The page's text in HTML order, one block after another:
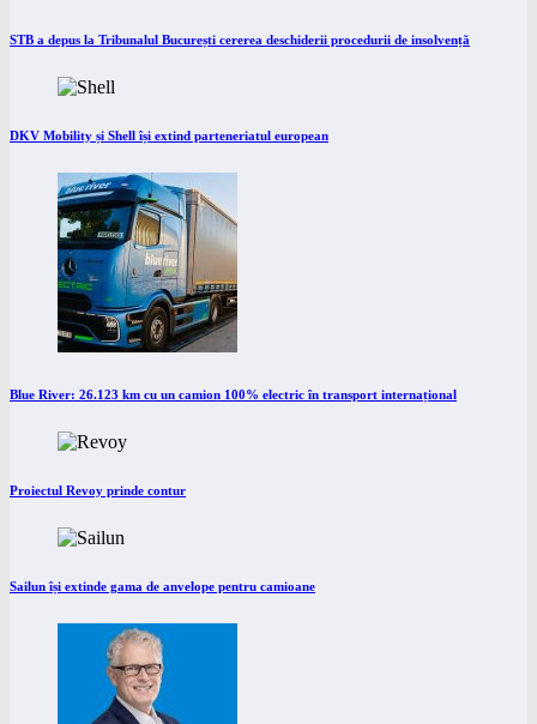
STB a depus la Tribunalul București cererea deschiderii procedurii de insolvență
DKV Mobility și Shell își extind parteneriatul european
Blue River: 26.123 km cu un camion 100% electric în transport internațional
Proiectul Revoy prinde contur
Sailun își extinde gama de anvelope pentru camioane